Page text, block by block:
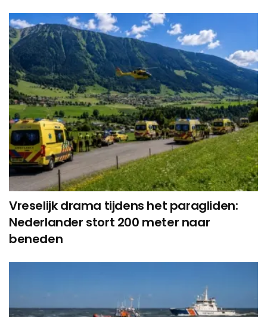
Vreselijk drama tijdens het paragliden:
Nederlander stort 200 meter naar
beneden